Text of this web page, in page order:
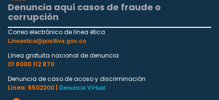
Denuncia aquí casos de fraude o
corrupción
Correo electrónico de línea ética
Lineaetica@positiva.gov.co
Línea gratuita nacional de denuncia
01 8000 112 870
Denuncia de caso de acoso y discriminación
Línea: 6502200 |
Denuncia Virtual